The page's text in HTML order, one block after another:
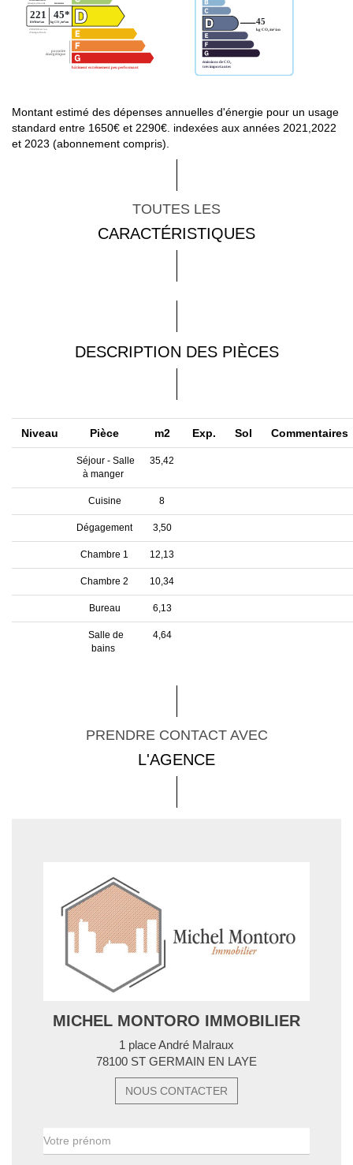
Montant estimé des dépenses annuelles d'énergie pour un usage
standard entre 1650€ et 2290€. indexées aux années 2021,2022
et 2023 (abonnement compris).
TOUTES LES
CARACTÉRISTIQUES
DESCRIPTION DES PIÈCES
Niveau Pièce m2 Exp. Sol Commentaires
Séjour - Salle
à manger
35,42
Cuisine 8
Dégagement 3,50
Chambre 1 12,13
Chambre 2 10,34
Bureau 6,13
Salle de
bains
4,64
PRENDRE CONTACT AVEC
L'AGENCE
MICHEL MONTORO IMMOBILIER
1 place André Malraux
78100 ST GERMAIN EN LAYE
NOUS CONTACTER